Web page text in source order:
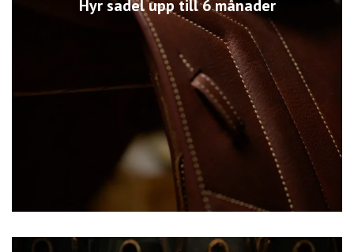
Hyr sadel upp till 6 månader